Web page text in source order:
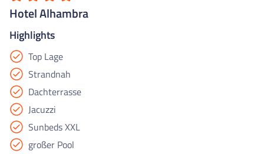
Hotel Alhambra
Highlights
Top Lage
Strandnah
Dachterrasse
Jacuzzi
Sunbeds XXL
großer Pool